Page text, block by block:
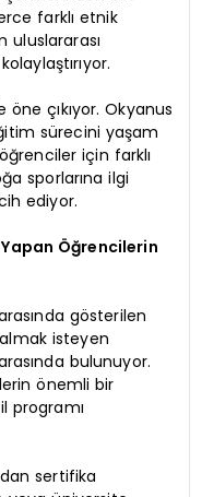
farklı etnik
uluslararası
çıkıyor. Okyanus
sürecini yaşam
için farklı
sporlarına ilgi
ediyor.
Öğrencilerin
gösterilen
isteyen
bulunuyor.
önemli bir
programı
sertifika